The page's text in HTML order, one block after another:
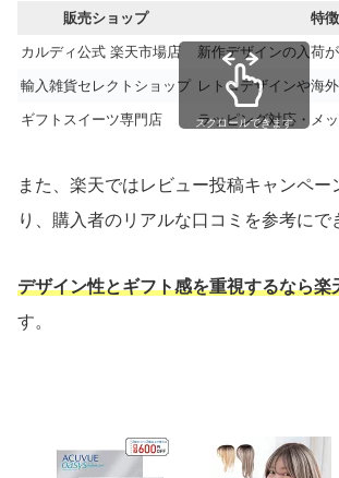
販売ショップ 特徴
カルディ公式 楽天市場店 新作デザインの入荷
輸入雑貨セレクトショップ レトロデザインや海
ギフトスイーツ専門店 ラッピング対応・メ
スクロールできます
また、楽天ではレビュー投稿キャンペー
り、購入者のリアルな口コミを参考にで
デザイン性とギフト感を重視するなら楽
す。